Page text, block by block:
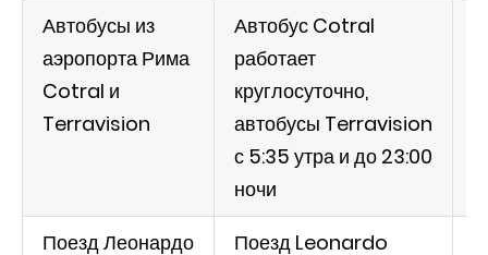
Автобусы из
аэропорта Рима
Cotral и
Terravision
Автобус Cotral
работает
круглосуточно,
автобусы Terravision
с 5:35 утра и до 23:00
ночи
Поезд Леонардо Поезд Leonardo